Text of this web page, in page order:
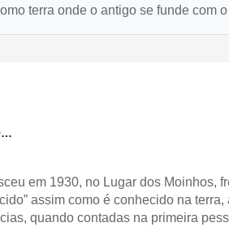
terra onde o antigo se funde com o
em 1930, no Lugar dos Moinhos,
assim como é conhecido na
quando contadas na primeira